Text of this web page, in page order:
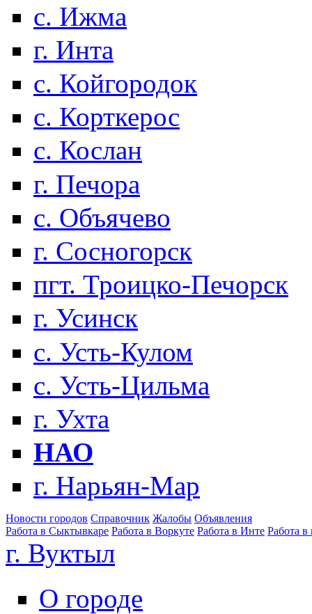
с. Ижма
г. Инта
с. Койгородок
с. Корткерос
с. Кослан
г. Печора
с. Объячево
г. Сосногорск
пгт. Троицко-Печорск
г. Усинск
с. Усть-Кулом
с. Усть-Цильма
г. Ухта
НАО
г. Нарьян-Мар
Новости городов Справочник Жалобы Объявления
Работа в Сыктывкаре Работа в Воркуте Работа в Инте Работа в
г. Вуктыл
О городе